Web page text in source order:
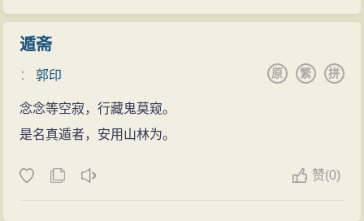
遁斋
：郭印 拼
繁
原
念念等空寂，行藏鬼莫窥。
是名真遁者，安用山林为。
赞(0)